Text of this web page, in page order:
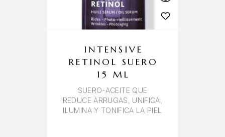
INTENSIVE
RETINOL SUERO
15 ML
SUERO-ACEITE QUE
REDUCE ARRUGAS, UNIFICA,
ILUMINA Y TONIFICA LA PIEL